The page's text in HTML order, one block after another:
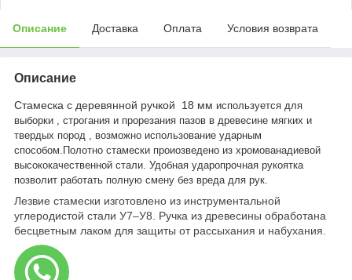
Описание Доставка Оплата Условия возврата
Описание
Стамеска с деревянной ручкой 18 мм используется для
выборки , строгания и прорезания пазов в древесине мягких и
твердых пород , возможно использование ударным
способом.Полотно стамески проиозведено из хромованадиевой
высококачественной стали. Удобная ударопрочная рукоятка
позволит работать полную смену без вреда для рук.
Лезвие стамески изготовлено из инструментальной
углеродистой стали У7–У8. Ручка из древесины обработана
бесцветным лаком для защиты от рассыхания и набухания.